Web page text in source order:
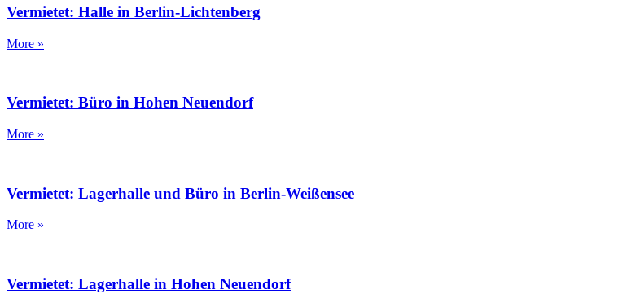
Vermietet: Halle in Berlin-Lichtenberg
More »
Vermietet: Büro in Hohen Neuendorf
More »
Vermietet: Lagerhalle und Büro in Berlin-Weißensee
More »
Vermietet: Lagerhalle in Hohen Neuendorf